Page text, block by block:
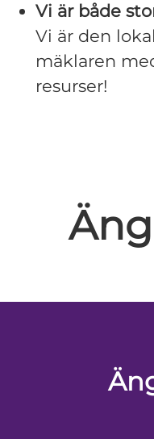
Vi är både
Vi är den
mäklaren
resurser!